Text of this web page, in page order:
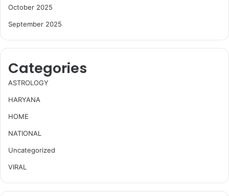
October 2025
September 2025
Categories
ASTROLOGY
HARYANA
HOME
NATIONAL
Uncategorized
VIRAL